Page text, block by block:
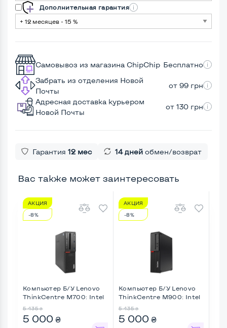
Дополнительная гарантия
Самовывоз из магазина ChipChip Бесплатно
Забрать из отделения Новой
Почты
от 99 грн
Адресная доставка курьером
Новой Почты
от 130 грн
Гарантия 12 мес 14 дней обмен/возврат
Вас также может заинтересовать
АКЦИЯ
-8%
Компьютер Б/У Lenovo
ThinkCentre M700: Intel
5 435 ₴
5 000 ₴
АКЦИЯ
-8%
Компьютер Б/У Lenovo
ThinkCentre M900: Intel
5 435 ₴
5 000 ₴